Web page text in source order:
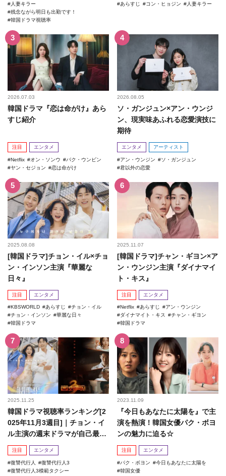
人妻キラー
残念ながら明日も出勤です！
韓国ドラマ視聴率
あらすじ コン・ヒョジン 人妻キラー
2026.07.03
韓国ドラマ『恋は命がけ』あら
すじ紹介
注目 エンタメ
Netflix オン・ソンウ
パク・ウンビン
ヤン・セジョン
恋は命がけ
2026.08.05
ソ・ガンジュン×アン・ウンジ
ン、現実味あふれる恋愛演技に
期待
エンタメ アーティスト
アン・ウンジン
ソ・ガンジュン
君以外の恋愛
2025.08.08
[韓国ドラマ]チョン・イル×チョ
ン・インソン主演『華麗な
日々』
注目 エンタメ
KBSWORLD あらすじ
チョン・イル
チョン・インソン
華麗な日々
韓国ドラマ
2025.11.07
[韓国ドラマ]チャン・ギヨン×ア
ン・ウンジン主演『ダイナマイ
ト・キス』
注目 エンタメ
Netflix あらすじ
アン・ウンジン
ダイナマイト・キス
チャン・ギヨン
韓国ドラマ
2025.11.25
韓国ドラマ視聴率ランキング[2
025年11月3週目]｜チョン・イ
ル主演の週末ドラマが自己最高
記録を更新！
注目 エンタメ
復讐代行人
復讐代行人3
復讐代行人3模範タクシー
2023.11.09
『今日もあなたに太陽を』で主
演を熱演！韓国女優パク・ボヨ
ンの魅力に迫る☆
注目 エンタメ
パク・ボヨン
今日もあなたに太陽を
韓国女優